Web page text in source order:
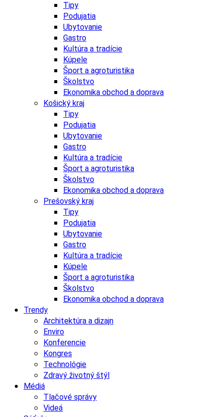
Tipy
Podujatia
Ubytovanie
Gastro
Kultúra a tradície
Kúpele
Šport a agroturistika
Školstvo
Ekonomika obchod a doprava
Košický kraj
Tipy
Podujatia
Ubytovanie
Gastro
Kultúra a tradície
Šport a agroturistika
Školstvo
Ekonomika obchod a doprava
Prešovský kraj
Tipy
Podujatia
Ubytovanie
Gastro
Kultúra a tradície
Kúpele
Šport a agroturistika
Školstvo
Ekonomika obchod a doprava
Trendy
Architektúra a dizajn
Enviro
Konferencie
Kongres
Technológie
Zdravý životný štýl
Médiá
Tlačové správy
Videá